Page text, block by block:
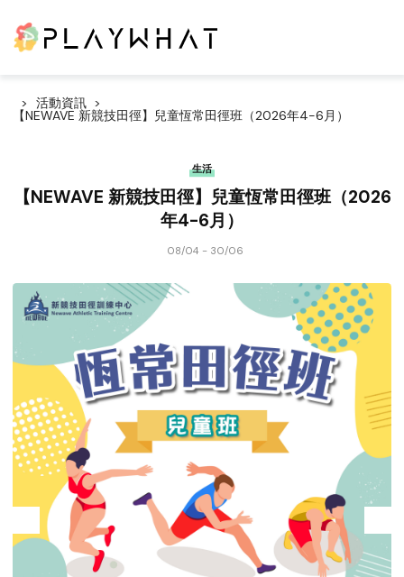
活動資訊
【NEWAVE 新競技田徑】兒童恆常田徑班（2026年4-6月）
生活
【NEWAVE 新競技田徑】兒童恆常田徑班（2026
年4-6月）
08/04 - 30/06